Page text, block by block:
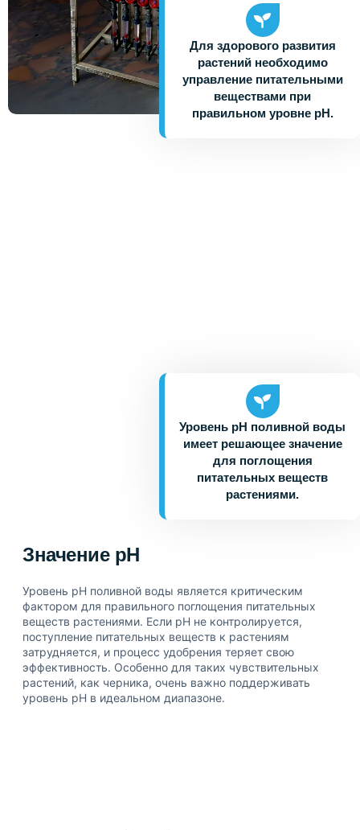
Для здорового развития
растений необходимо
управление питательными
веществами при
правильном уровне pH.
Уровень pH поливной воды
имеет решающее значение
для поглощения
питательных веществ
растениями.
Значение pH
Уровень pH поливной воды является критическим
фактором для правильного поглощения питательных
веществ растениями. Если pH не контролируется,
поступление питательных веществ к растениям
затрудняется, и процесс удобрения теряет свою
эффективность. Особенно для таких чувствительных
растений, как черника, очень важно поддерживать
уровень pH в идеальном диапазоне.